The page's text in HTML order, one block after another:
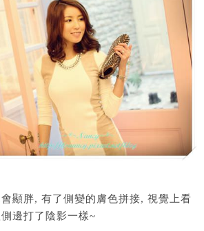
顯胖, 有了側變的膚色拼接, 視覺上看
邊打了陰影一樣~